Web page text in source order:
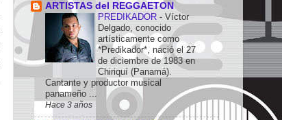
ARTISTAS del REGGAETON
PREDIKADOR - Víctor
Delgado, conocido
artísticamente como
*Predikador*, nació el 27
de diciembre de 1983 en
Chiriquí (Panamá).
Cantante y productor musical
panameño ...
Hace 3 años